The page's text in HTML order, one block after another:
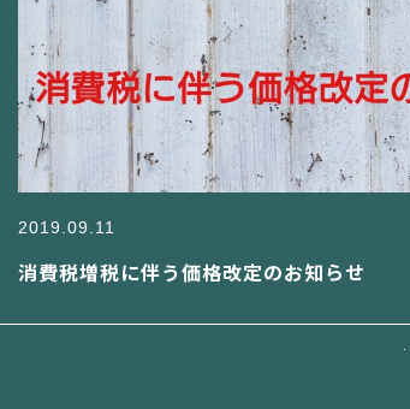
2019.09.11
消費税増税に伴う価格改定のお知らせ